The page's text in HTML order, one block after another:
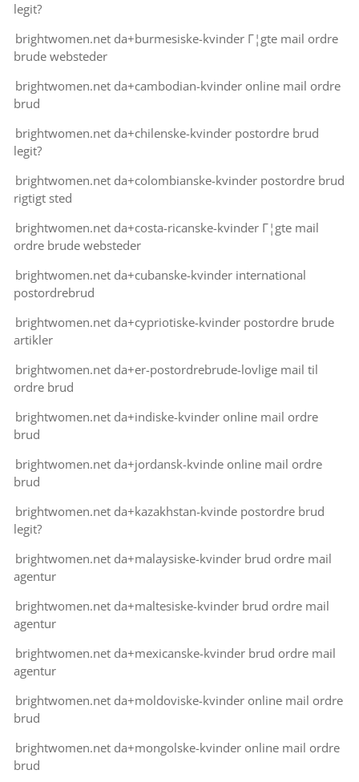
legit?
brightwomen.net da+burmesiske-kvinder Г¦gte mail ordre
brude websteder
brightwomen.net da+cambodian-kvinder online mail ordre
brud
brightwomen.net da+chilenske-kvinder postordre brud
legit?
brightwomen.net da+colombianske-kvinder postordre brud
rigtigt sted
brightwomen.net da+costa-ricanske-kvinder Г¦gte mail
ordre brude websteder
brightwomen.net da+cubanske-kvinder international
postordrebrud
brightwomen.net da+cypriotiske-kvinder postordre brude
artikler
brightwomen.net da+er-postordrebrude-lovlige mail til
ordre brud
brightwomen.net da+indiske-kvinder online mail ordre
brud
brightwomen.net da+jordansk-kvinde online mail ordre
brud
brightwomen.net da+kazakhstan-kvinde postordre brud
legit?
brightwomen.net da+malaysiske-kvinder brud ordre mail
agentur
brightwomen.net da+maltesiske-kvinder brud ordre mail
agentur
brightwomen.net da+mexicanske-kvinder brud ordre mail
agentur
brightwomen.net da+moldoviske-kvinder online mail ordre
brud
brightwomen.net da+mongolske-kvinder online mail ordre
brud